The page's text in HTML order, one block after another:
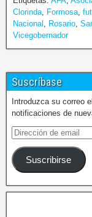
Clorinda
Formosa
Nacional
Rosario
Vicegobernador
Suscríbase
Introduzca su correo
notificaciones de
Suscribirse